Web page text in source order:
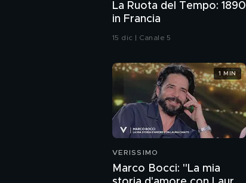
La Ruota del Tempo: 1890
in Francia
15 dic | Canale 5
VERISSIMO
Marco Bocci: "La mia
1 MIN